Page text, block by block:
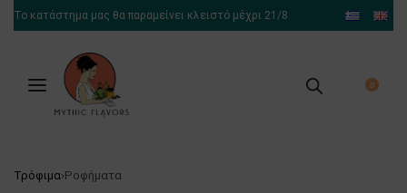
Το κατάστημα μας θα παραμείνει κλειστό μέχρι 21/8
0
Τρόφιμα›Ροφήματα